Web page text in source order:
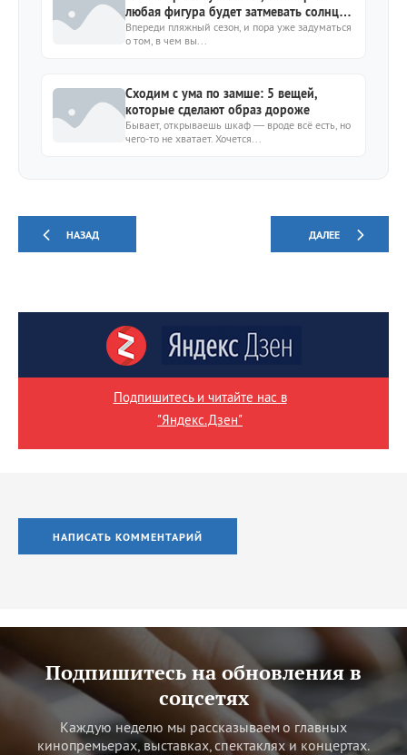
любая фигура будет затмевать солнце
на пляже? 10 секретов
Впереди пляжный сезон, и пора уже задуматься
о том, в чем вы...
Сходим с ума по замше: 5 вещей,
которые сделают образ дороже
Бывает, открываешь шкаф — вроде всё есть, но
чего-то не хватает. Хочется...
НАЗАД ДАЛЕЕ
Подпишитесь и читайте нас в
"Яндекс.Дзен"
НАПИСАТЬ КОММЕНТАРИЙ
Подпишитесь на обновления в
соцсетях
Каждую неделю мы рассказываем о главных
кинопремьерах, выставках, спектаклях и концертах.